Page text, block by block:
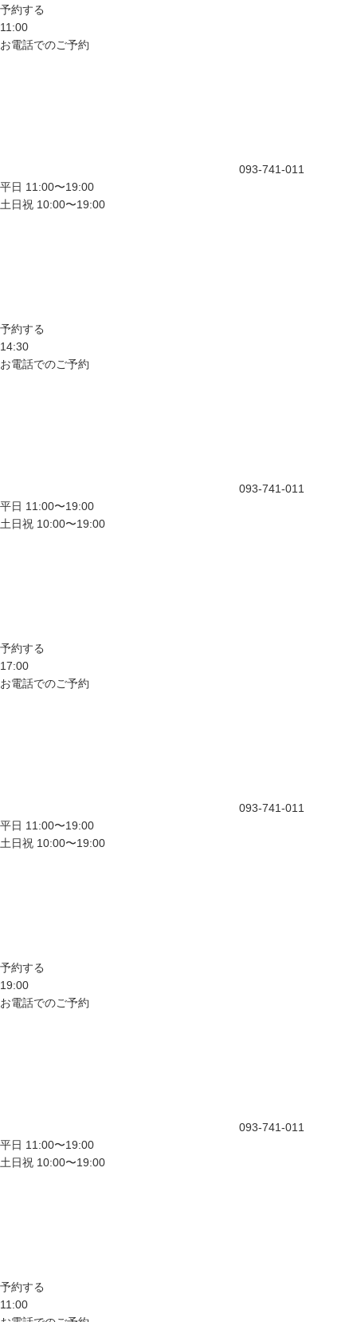
予約する
11:00
お電話でのご予約
093-741-011
平日 11:00〜19:00
土日祝 10:00〜19:00
予約する
14:30
お電話でのご予約
093-741-011
平日 11:00〜19:00
土日祝 10:00〜19:00
予約する
17:00
お電話でのご予約
093-741-011
平日 11:00〜19:00
土日祝 10:00〜19:00
予約する
19:00
お電話でのご予約
093-741-011
平日 11:00〜19:00
土日祝 10:00〜19:00
予約する
11:00